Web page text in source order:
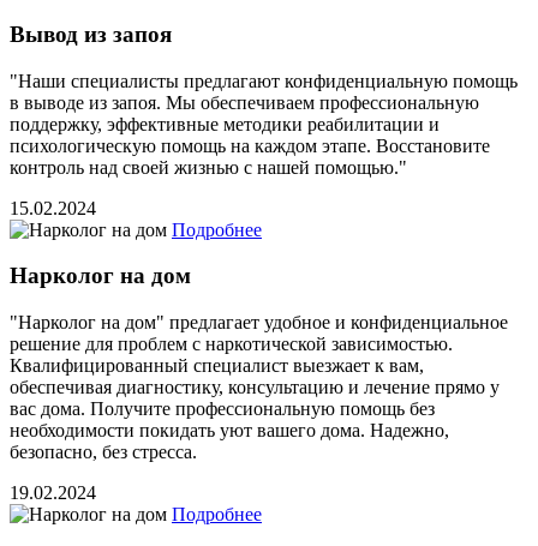
Вывод из запоя
"Наши специалисты предлагают конфиденциальную помощь
в выводе из запоя. Мы обеспечиваем профессиональную
поддержку, эффективные методики реабилитации и
психологическую помощь на каждом этапе. Восстановите
контроль над своей жизнью с нашей помощью."
15.02.2024
Подробнее
Нарколог на дом
"Нарколог на дом" предлагает удобное и конфиденциальное
решение для проблем с наркотической зависимостью.
Квалифицированный специалист выезжает к вам,
обеспечивая диагностику, консультацию и лечение прямо у
вас дома. Получите профессиональную помощь без
необходимости покидать уют вашего дома. Надежно,
безопасно, без стресса.
19.02.2024
Подробнее